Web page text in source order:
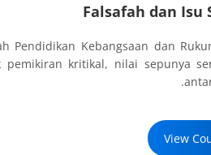
Falsafah dan Isu
Pendidikan Kebangsaan dan
pemikiran kritikal, nilai sepunya